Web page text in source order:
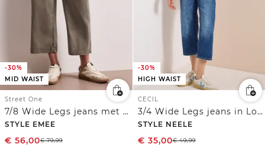
-30%
MID WAIST
Street One
7/8 Wide Legs jeans met riemdetail
STYLE EMEE
€ 56,00€79,99
-30%
HIGH WAIST
CECIL
3/4 Wide Legs jeans in Loose Fit
STYLE NEELE
€ 35,00€49,99